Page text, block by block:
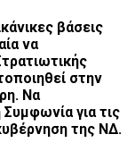
βάσεις
να
στην
Να
για τις
της ΝΔ.